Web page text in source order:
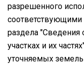
разрешенного
соответствующими
раздела
участках и их
уточняемых